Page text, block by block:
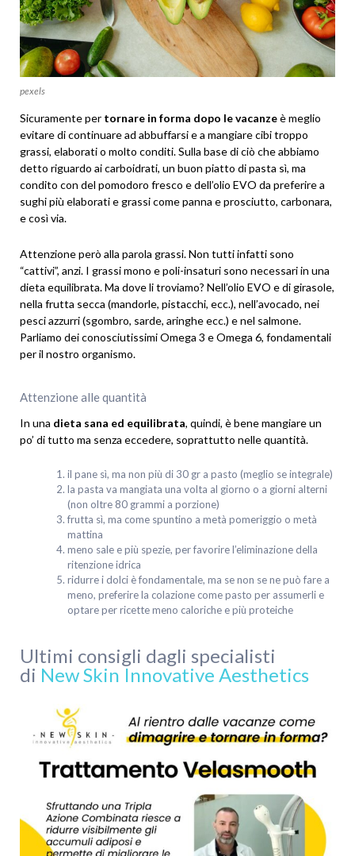
pexels
Sicuramente per tornare in forma dopo le vacanzeè meglio
evitare di continuare ad abbuffarsi e a mangiare cibi troppo
grassi, elaborati o molto conditi. Sulla base di ciò che abbiamo
detto riguardo ai carboidrati, un buon piatto di pasta sì, ma
condito con del pomodoro fresco e dell’olio EVO da preferire a
sughi più elaborati e grassi come panna e prosciutto, carbonara,
e così via.
Attenzione però alla parola grassi. Non tutti infatti sono
“cattivi”, anzi. I grassi mono e poli-insaturi sono necessari in una
dieta equilibrata. Ma dove li troviamo? Nell’olio EVO e di girasole,
nella frutta secca (mandorle, pistacchi, ecc.), nell’avocado, nei
pesci azzurri (sgombro, sarde, aringhe ecc.) e nel salmone.
Parliamo dei conosciutissimi Omega 3 e Omega 6, fondamentali
per il nostro organismo.
Attenzione alle quantità
In una dieta sana ed equilibrata, quindi, è bene mangiare un
po’ di tutto ma senza eccedere, soprattutto nelle quantità.
il pane sì, ma non più di 30 gr a pasto (meglio se integrale)
la pasta va mangiata una volta al giorno o a giorni alterni
(non oltre 80 grammi a porzione)
frutta sì, ma come spuntino a metà pomeriggio o metà
mattina
meno sale e più spezie, per favorire l’eliminazione della
ritenzione idrica
ridurre i dolci è fondamentale, ma se non se ne può fare a
meno, preferire la colazione come pasto per assumerli e
optare per ricette meno caloriche e più proteiche
Ultimi consigli dagli specialisti
di New Skin Innovative Aesthetics